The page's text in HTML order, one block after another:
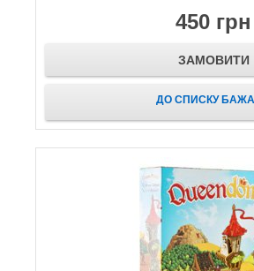
450 грн
ЗАМОВИТИ
ДО СПИСКУ